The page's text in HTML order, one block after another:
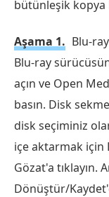
bütünleşik kopya
Aşama 1. Blu-
Blu-ray
açın ve Open
basın. Disk
disk seçiminiz
içe aktarmak için
Gözat'a tıklayın.
Dönüştür/